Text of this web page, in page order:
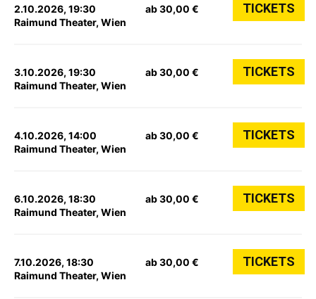
2.10.2026, 19:30
Raimund Theater, Wien
ab 30,00 € TICKETS
3.10.2026, 19:30
Raimund Theater, Wien
ab 30,00 € TICKETS
4.10.2026, 14:00
Raimund Theater, Wien
ab 30,00 € TICKETS
6.10.2026, 18:30
Raimund Theater, Wien
ab 30,00 € TICKETS
7.10.2026, 18:30
Raimund Theater, Wien
ab 30,00 € TICKETS